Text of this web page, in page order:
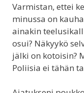
Varmistan, ettei
minussa on
ainakin
osui? Näkyykö
jälki on kotoisin?
Poliisia ei tähän